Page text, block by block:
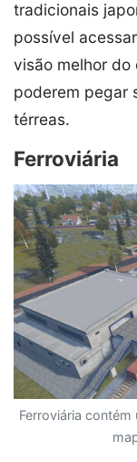
tradicionais
possível
visão melhor
poderem pegar
térreas.
Ferroviária
Ferroviária